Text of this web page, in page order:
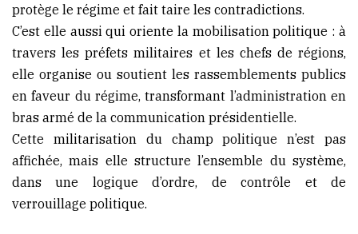
protège le régime et fait taire les contradictions.
C’est elle aussi qui oriente la mobilisation politique : à
travers les préfets militaires et les chefs de régions,
elle organise ou soutient les rassemblements publics
en faveur du régime, transformant l’administration en
bras armé de la communication présidentielle.
Cette militarisation du champ politique n’est pas
affichée, mais elle structure l’ensemble du système,
dans une logique d’ordre, de contrôle et de
verrouillage politique.